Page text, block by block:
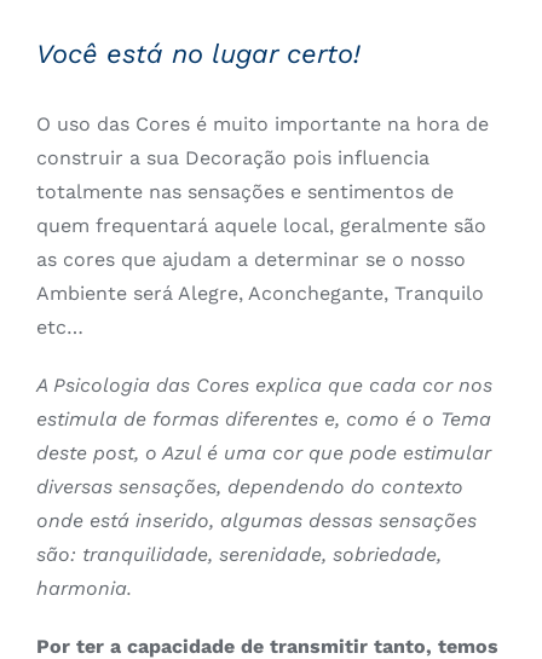
Você está no lugar certo!
O uso das Cores é muito importante na hora de
construir a sua Decoração pois influencia
totalmente nas sensações e sentimentos de
quem frequentará aquele local, geralmente são
as cores que ajudam a determinar se o nosso
Ambiente será Alegre, Aconchegante, Tranquilo
etc…
A Psicologia das Cores explica que cada cor nos
estimula de formas diferentes e, como é o Tema
deste post, o Azul é uma cor que pode estimular
diversas sensações, dependendo do contexto
onde está inserido, algumas dessas sensações
são: tranquilidade, serenidade, sobriedade,
harmonia.
Por ter a capacidade de transmitir tanto, temos